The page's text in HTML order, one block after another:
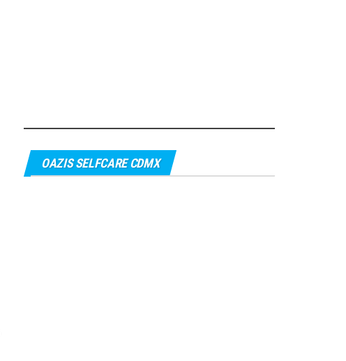
OAZIS SELFCARE CDMX